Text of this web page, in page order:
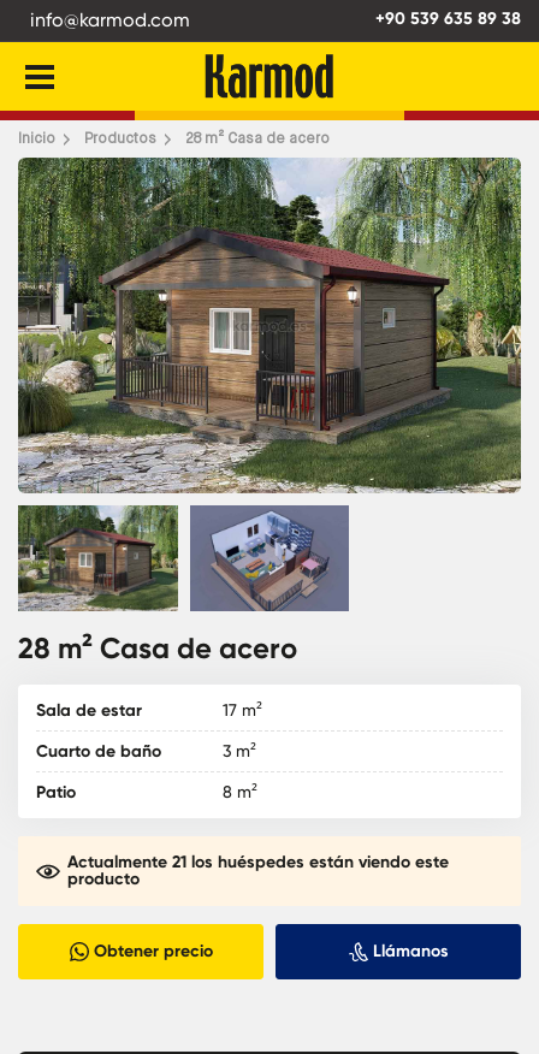
info@karmod.com +90 539 635 89 38
Inicio Productos 28 m² Casa de acero
28 m² Casa de acero
Sala de estar 17 m²
Cuarto de baño 3 m²
Patio 8 m²
Actualmente 21 los huéspedes están viendo este
producto
Obtener precio Llámanos